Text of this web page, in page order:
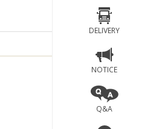
DELIVERY
NOTICE
Q&A